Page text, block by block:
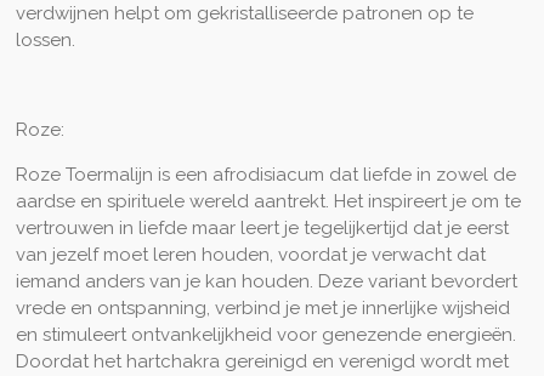
verdwijnen helpt om gekristalliseerde patronen op te
lossen.
Roze:
Roze Toermalijn is een afrodisiacum dat liefde in zowel de
aardse en spirituele wereld aantrekt. Het inspireert je om te
vertrouwen in liefde maar leert je tegelijkertijd dat je eerst
van jezelf moet leren houden, voordat je verwacht dat
iemand anders van je kan houden. Deze variant bevordert
vrede en ontspanning, verbind je met je innerlijke wijsheid
en stimuleert ontvankelijkheid voor genezende energieën.
Doordat het hartchakra gereinigd en verenigd wordt met